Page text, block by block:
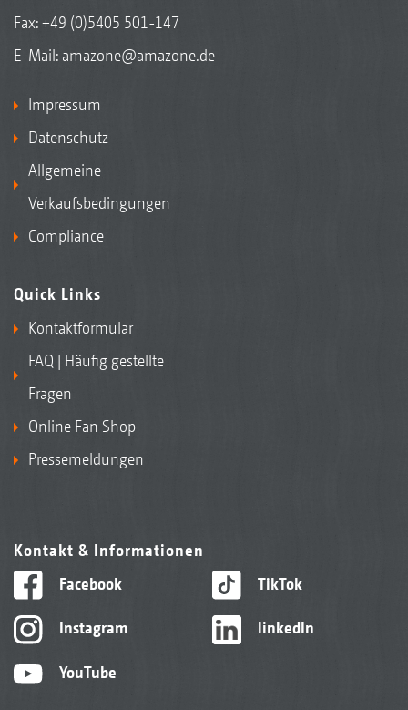
Fax: +49 (0)5405 501-147
E-Mail: amazone@amazone.de
Impressum
Datenschutz
Allgemeine
Verkaufsbedingungen
Compliance
Quick Links
Kontaktformular
FAQ | Häufig gestellte
Fragen
Online Fan Shop
Pressemeldungen
Kontakt & Informationen
Facebook
Instagram
YouTube
TikTok
linkedIn